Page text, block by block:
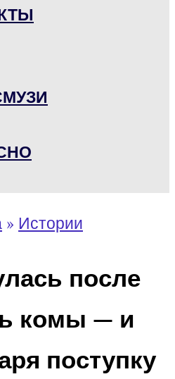
» Истории
после
комы — и
поступку